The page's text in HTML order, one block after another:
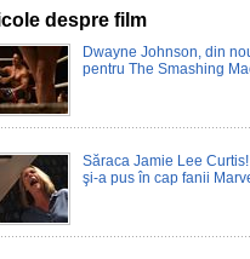
00:58
Moana
despre film
Dwayne Johnson, din
pentru The Smashing
Săraca Jamie Lee
şi-a pus în cap fanii